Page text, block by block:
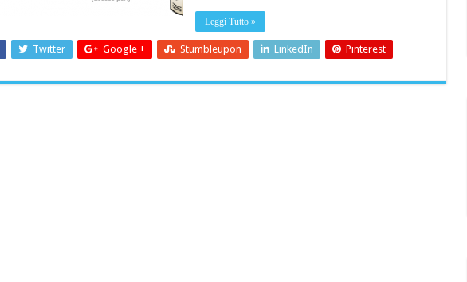
Leggi Tutto »
Twitter Google + Stumbleupon LinkedIn Pinterest